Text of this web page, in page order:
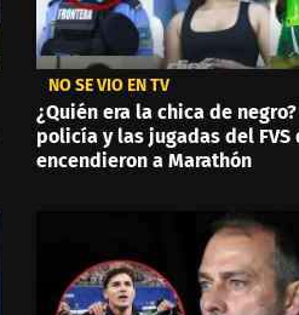
NO SE VIO EN TV
¿Quién era la chica de
policía y las jugadas del FVS
encendieron a Marathón